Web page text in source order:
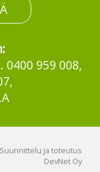
0400 959 008,
Suunnittelu ja toteutus
DevNet Oy